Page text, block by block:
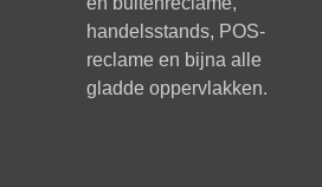
handelsstands, POS-
reclame en bijna alle
gladde oppervlakken.